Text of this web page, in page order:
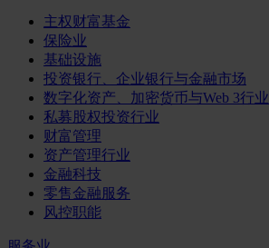
主权财富基金
保险业
基础设施
投资银行、企业银行与金融市场
数字化资产、加密货币与Web 3行业
私募股权投资行业
财富管理
资产管理行业
金融科技
零售金融服务
风控职能